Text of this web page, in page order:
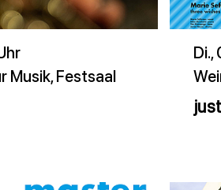
Musik, Festsaal